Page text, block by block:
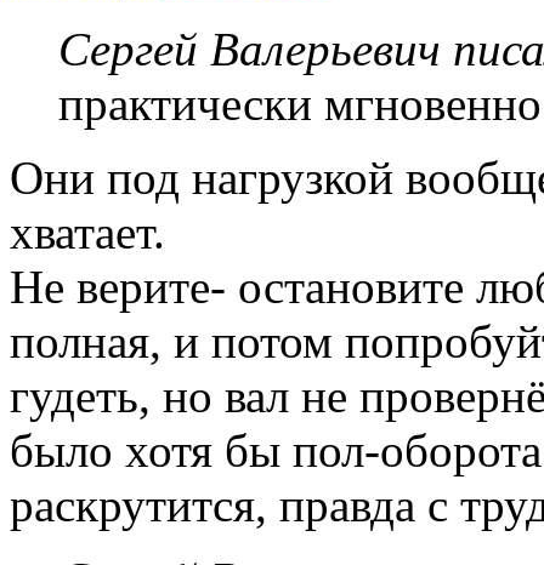
Сергей Валерьевич
практически
Они под нагрузкой
хватает.
Не верите- остановите
полная, и потом
гудеть, но вал не
было хотя бы пол-
раскрутится, правда с